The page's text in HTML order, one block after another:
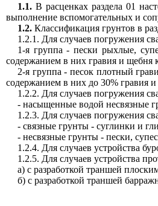
1.1.В расценках раздела 01
выполнение вспомогательных и
1.2.Классификация грунтов в
1.2.1. Для случаев погружения
1-я группа - пески рыхлые,
содержанием в них гравия и щебня
2-я группа - песок плотный
содержанием в них до 30% гравия
1.2.2. Для случаев погружения
- насыщенные водой несвязные
1.2.3. Для случаев погружения
- связные грунты - суглинки и
- несвязные грунты - пески,
1.2.4. Для случаев устройства
1.2.5. Для случаев устройства
а) с разработкой траншей
б) с разработкой траншей